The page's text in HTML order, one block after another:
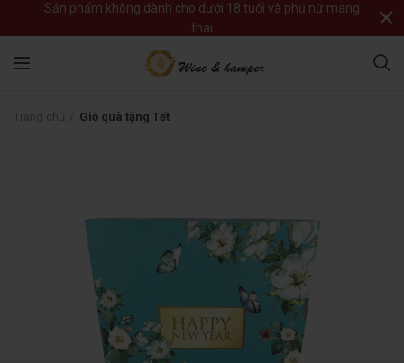
Giỏ quà tặng Tết
Sản phẩm không dành cho dưới 18 tuổi và phụ nữ mang
thai